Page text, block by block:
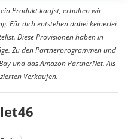
Produkt kaufst, erhalten wir
Für dich entstehen dabei keinerlei
Diese Provisionen haben in
Zu den Partnerprogrammen und
und das Amazon PartnerNet. Als
Verkäufen.